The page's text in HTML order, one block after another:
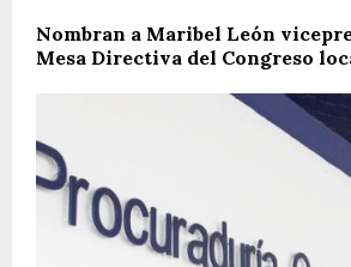
Nombran a Maribel León
Mesa Directiva del Congreso